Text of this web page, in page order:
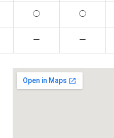
◯ ◯
ー ー